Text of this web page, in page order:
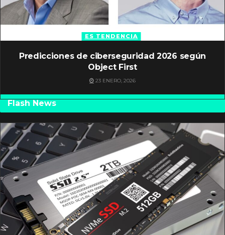
ES TENDENCIA
Predicciones de ciberseguridad 2026 según
Object First
23 ENERO, 2026
Flash News